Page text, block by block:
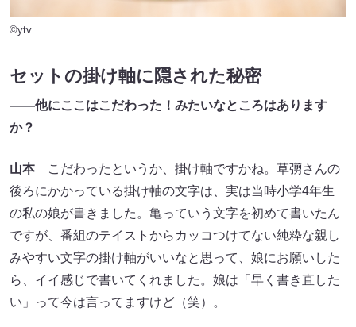
©ytv
セットの掛け軸に隠された秘密
――他にここはこだわった！みたいなところはあります
か？
山本こだわったというか、掛け軸ですかね。草彅さんの
後ろにかかっている掛け軸の文字は、実は当時小学4年生
の私の娘が書きました。亀っていう文字を初めて書いたん
ですが、番組のテイストからカッコつけてない純粋な親し
みやすい文字の掛け軸がいいなと思って、娘にお願いした
ら、イイ感じで書いてくれました。娘は「早く書き直した
い」って今は言ってますけど（笑）。